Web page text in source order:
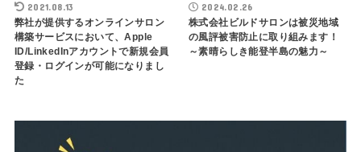
2021.08.13
弊社が提供するオンラインサロン
構築サービスにおいて、Apple
ID/LinkedInアカウントで新規会員
登録・ログインが可能になりまし
た
2024.02.26
株式会社ビルドサロンは被災地域
の風評被害防止に取り組みます！
～素晴らしき能登半島の魅力～